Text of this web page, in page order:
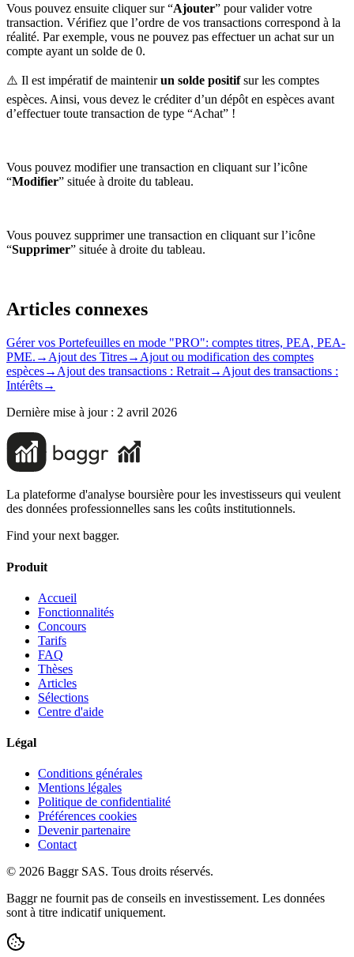
Vous pouvez ensuite cliquer sur “Ajouter” pour valider votre
transaction. Vérifiez que l’ordre de vos transactions correspond à la
réalité. Par exemple, vous ne pouvez pas effectuer un achat sur un
compte ayant un solde de 0.
⚠️ Il est impératif de maintenirun solde positifsur les comptes
espèces. Ainsi, vous devez le créditer d’un dépôt en espèces avant
d’effectuer toute transaction de type “Achat” !
Vous pouvez modifier une transaction en cliquant sur l’icône
“Modifier” située à droite du tableau.
Vous pouvez supprimer une transaction en cliquant sur l’icône
“Supprimer” située à droite du tableau.
Articles connexes
Gérer vos Portefeuilles en mode "PRO": comptes titres, PEA, PEA-
PME. → Ajout des Titres→ Ajout ou modification des comptes
espèces→ Ajout des transactions : Retrait→ Ajout des transactions :
Intérêts→
Dernière mise à jour : 2 avril 2026
La plateforme d'analyse boursière pour les investisseurs qui veulent
des données professionnelles sans les coûts institutionnels.
Find your next bagger.
Produit
Accueil
Fonctionnalités
Concours
Tarifs
FAQ
Thèses
Articles
Sélections
Centre d'aide
Légal
Conditions générales
Mentions légales
Politique de confidentialité
Préférences cookies
Devenir partenaire
Contact
© 2026 Baggr SAS. Tous droits réservés.
Baggr ne fournit pas de conseils en investissement. Les données
sont à titre indicatif uniquement.